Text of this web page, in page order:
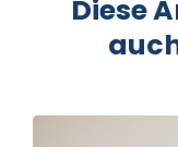
Diese